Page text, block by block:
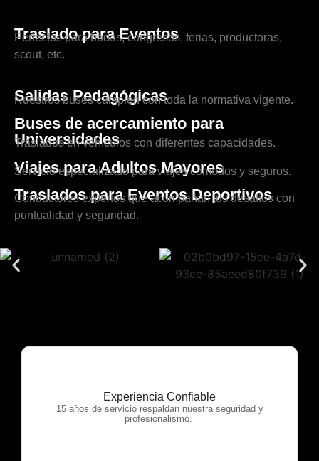
Traslado para Eventos
Perfectos para bodas, congresos, ferias, productoras,
scout, etc.
Salidas Pedagógicas
Nuestros buses cumplen con toda la normativa vigente.
Buses de acercamiento para
Universidades
Traslados en vehículos con diferentes capacidades.
Viajes para Adultos Mayores
Servicio especializado para viajes cómodos y seguros.
Traslados para Eventos Deportivos
Conductores expertos que acompañan tus desafíos con
puntualidad y seguridad.
Experiencia Confiable
15 años de servicio respaldan nuestra seguridad y
profesionalismo.
OTP Servicios